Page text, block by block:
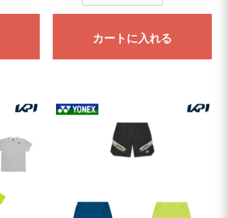
カートに入れる